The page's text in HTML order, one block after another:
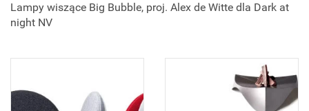
Lampy wiszące Big Bubble, proj. Alex de Witte dla Dark at
night NV